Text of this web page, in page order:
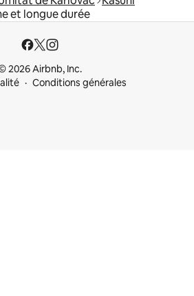
et longue durée
2026 Airbnb, Inc.
Conditions générales